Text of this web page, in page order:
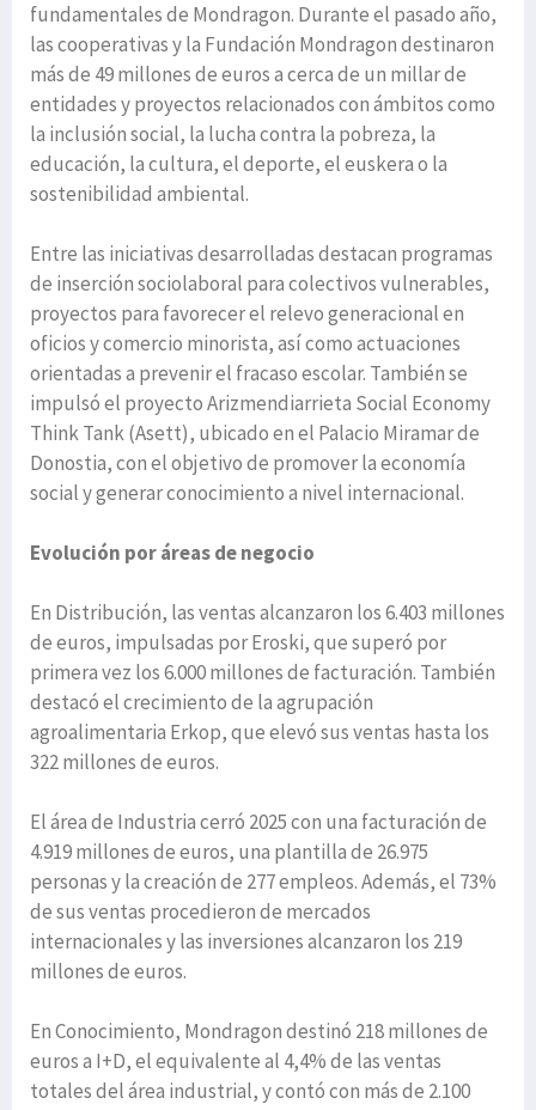
fundamentales de Mondragon. Durante el pasado año,
las cooperativas y la Fundación Mondragon destinaron
más de 49 millones de euros a cerca de un millar de
entidades y proyectos relacionados con ámbitos como
la inclusión social, la lucha contra la pobreza, la
educación, la cultura, el deporte, el euskera o la
sostenibilidad ambiental.
Entre las iniciativas desarrolladas destacan programas
de inserción sociolaboral para colectivos vulnerables,
proyectos para favorecer el relevo generacional en
oficios y comercio minorista, así como actuaciones
orientadas a prevenir el fracaso escolar. También se
impulsó el proyecto Arizmendiarrieta Social Economy
Think Tank (Asett), ubicado en el Palacio Miramar de
Donostia, con el objetivo de promover la economía
social y generar conocimiento a nivel internacional.
Evolución por áreas de negocio
En Distribución, las ventas alcanzaron los 6.403 millones
de euros, impulsadas por Eroski, que superó por
primera vez los 6.000 millones de facturación. También
destacó el crecimiento de la agrupación
agroalimentaria Erkop, que elevó sus ventas hasta los
322 millones de euros.
El área de Industria cerró 2025 con una facturación de
4.919 millones de euros, una plantilla de 26.975
personas y la creación de 277 empleos. Además, el 73%
de sus ventas procedieron de mercados
internacionales y las inversiones alcanzaron los 219
millones de euros.
En Conocimiento, Mondragon destinó 218 millones de
euros a I+D, el equivalente al 4,4% de las ventas
totales del área industrial, y contó con más de 2.100